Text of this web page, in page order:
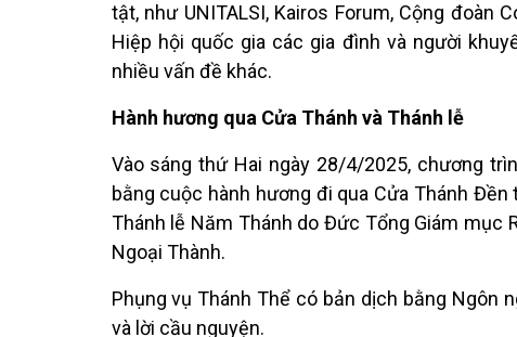
tật, như UNITALSI, Kairos Forum, Cộng đoàn
Hiệp hội quốc gia các gia đình và người
nhiều vấn đề khác.
Hành hương qua Cửa Thánh và Thánh lễ
Vào sáng thứ Hai ngày 28/4/2025, chương
bằng cuộc hành hương đi qua Cửa Thánh
Thánh lễ Năm Thánh do Đức Tổng Giám mục
Ngoại Thành.
Phụng vụ Thánh Thể có bản dịch bằng Ngôn
và lời cầu nguyện.